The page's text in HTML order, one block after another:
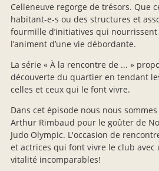
Celleneuve regorge de trésors. Que
habitant-e-s ou des structures et
fourmille d’initiatives qui
l’animent d’une vie débordante.
La série « À la rencontre de ... »
découverte du quartier en tendant
celles et ceux qui le font vivre.
Dans cet épisode nous nous
Arthur Rimbaud pour le goûter de
Judo Olympic. L'occasion de
et actrices qui font vivre le club avec
vitalité incomparables!